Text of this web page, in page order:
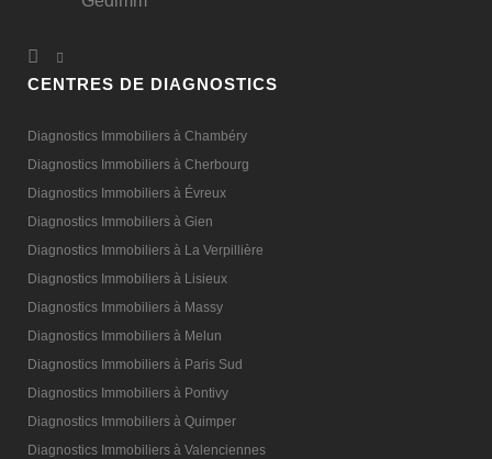
CENTRES DE DIAGNOSTICS
Diagnostics Immobiliers à Chambéry
Diagnostics Immobiliers à Cherbourg
Diagnostics Immobiliers à Évreux
Diagnostics Immobiliers à Gien
Diagnostics Immobiliers à La Verpillière
Diagnostics Immobiliers à Lisieux
Diagnostics Immobiliers à Massy
Diagnostics Immobiliers à Melun
Diagnostics Immobiliers à Paris Sud
Diagnostics Immobiliers à Pontivy
Diagnostics Immobiliers à Quimper
Diagnostics Immobiliers à Valenciennes